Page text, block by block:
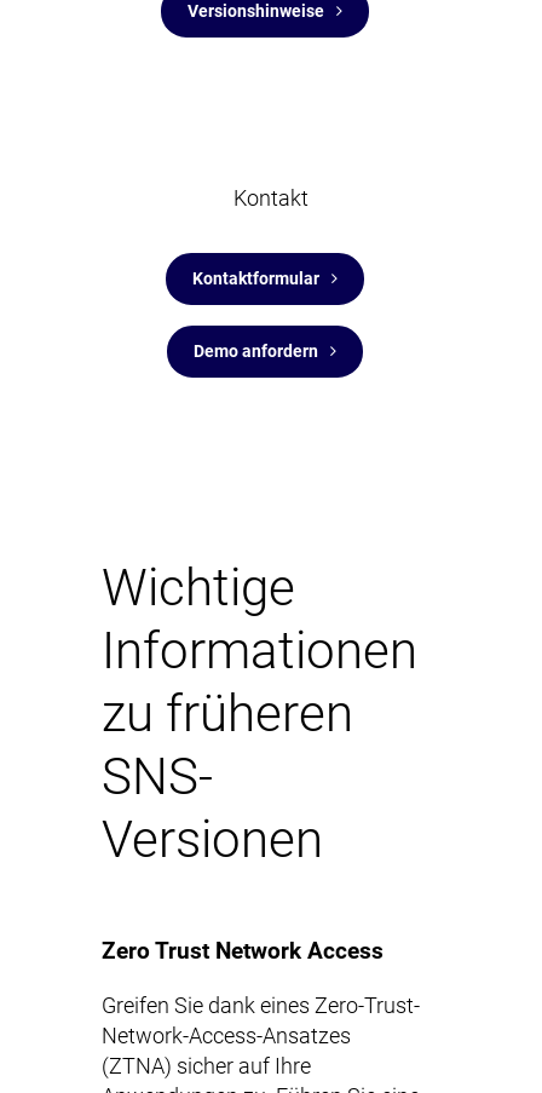
Versionshinweise
Kontakt
Kontaktformular
Demo anfordern
Wichtige
Informationen
zu früheren
SNS-
Versionen
Zero Trust Network Access
Greifen Sie dank eines Zero-Trust-
Network-Access-Ansatzes
(ZTNA) sicher auf Ihre